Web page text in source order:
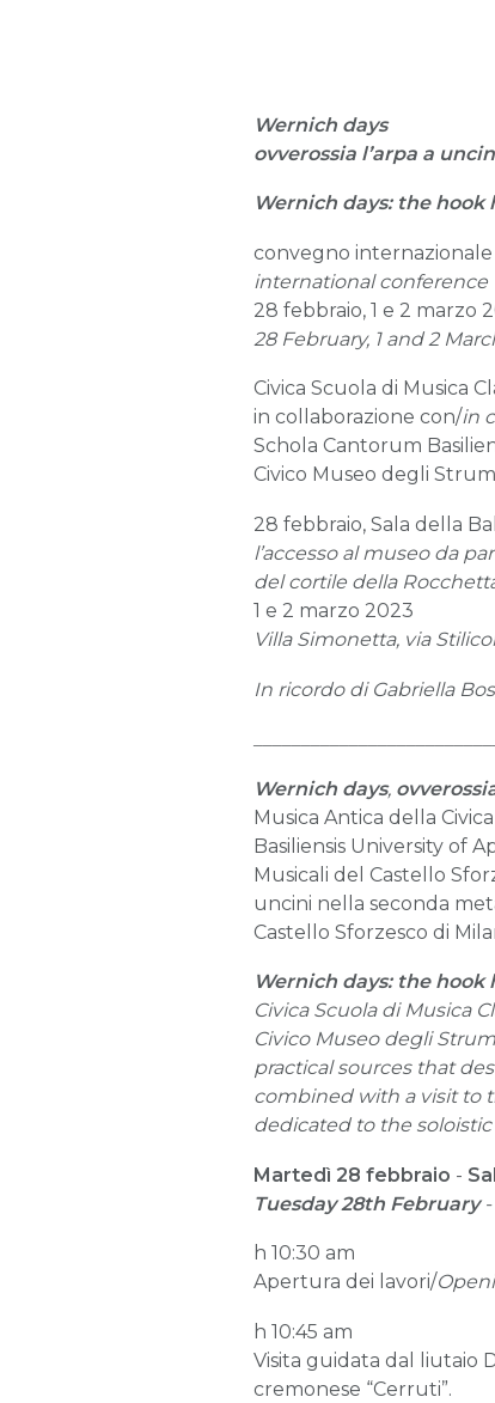
Wernich days
ovverossia l’arpa a
Wernich days: the
convegno internazionale
international conference
28 febbraio, 1 e 2 marzo
28 February, 1 and 2
Civica Scuola di Musica
in collaborazione con/in
Schola Cantorum
Civico Museo degli
28 febbraio, Sala della
l’accesso al museo da
del cortile della
1 e 2 marzo 2023
Villa Simonetta, via
In ricordo di Gabriella
Wernich days,
Musica Antica della
Basiliensis University of
Musicali del Castello
uncini nella seconda
Castello Sforzesco di
Wernich days: the
Civica Scuola di Musica
Civico Museo degli
practical sources that
combined with a visit to
dedicated to the
Martedì 28 febbraio -
Tuesday 28th February-
h 10:30 am
Apertura dei lavori/
h 10:45 am
Visita guidata dal liutaio
cremonese “Cerruti”.